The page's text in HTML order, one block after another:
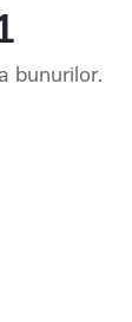
bunurilor.